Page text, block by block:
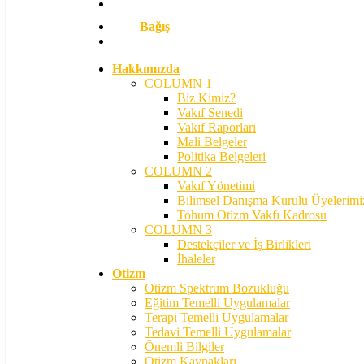
Bağış
Hakkımızda
COLUMN 1
Biz Kimiz?
Vakıf Senedi
Vakıf Raporları
Mali Belgeler
Politika Belgeleri
COLUMN 2
Vakıf Yönetimi
Bilimsel Danışma Kurulu
Tohum Otizm Vakfı Kadrosu
COLUMN 3
Destekçiler ve İş Birlikleri
İhaleler
Otizm
Otizm Spektrum Bozukluğu
Eğitim Temelli Uygulamalar
Terapi Temelli Uygulamalar
Tedavi Temelli Uygulamalar
Önemli Bilgiler
Otizm Kaynakları